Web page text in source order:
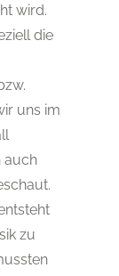
wird.
die
uns im
auch
zu